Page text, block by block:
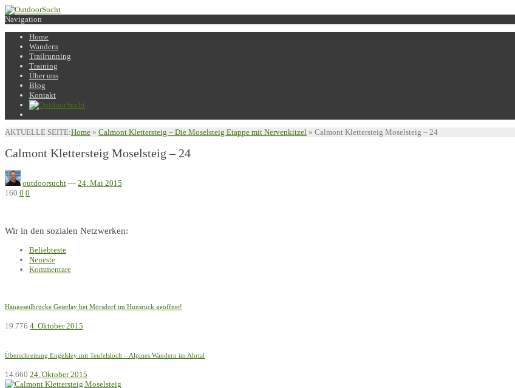
Navigation
Home
Wandern
Trailrunning
Training
Über uns
Blog
Kontakt
AKTUELLE SEITE:Home » Calmont Klettersteig – Die Moselsteig Etappe mit Nervenkitzel » Calmont Klettersteig Moselsteig – 24
Calmont Klettersteig Moselsteig – 24
outdoorsucht — 24. Mai 2015
160 0 0
Wir in den sozialen Netzwerken:
Beliebteste
Neueste
Kommentare
Hängeseilbrücke Geierlay bei Mörsdorf im Hunsrück geöffnet!
19.776 4. Oktober 2015
Überschreitung Engelsley mit Teufelsloch – Alpines Wandern im Ahrtal
14.660 24. Oktober 2015